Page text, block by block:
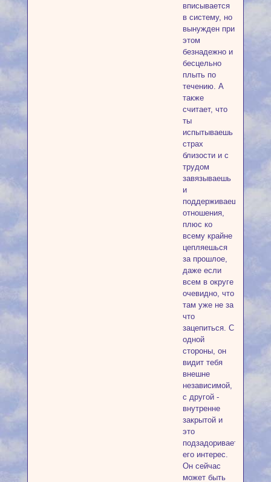
вписывается
в систему, но
вынужден при
этом
безнадежно и
бесцельно
плыть по
течению. А
также
считает, что
ты
испытываешь
страх
близости и с
трудом
завязываешь
и
поддерживаешь
отношения,
плюс ко
всему крайне
цепляешься
за прошлое,
даже если
всем в округе
очевидно, что
там уже не за
что
зацепиться. С
одной
стороны, он
видит тебя
внешне
независимой,
с другой -
внутренне
закрытой и
это
подзадоривает
его интерес.
Он сейчас
может быть